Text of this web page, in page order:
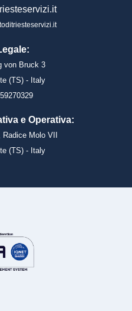
von Bruck 3
(TS) - Italy
e Operativa:
Molo VII
(TS) - Italy